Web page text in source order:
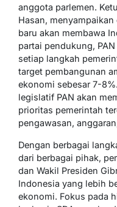
anggota parlemen.
Hasan,
baru akan membawa
partai pendukung,
setiap langkah
target pembangunan
ekonomi sebesar 7-
legislatif PAN akan
prioritas pemerintah
pengawasan,
Dengan berbagai
dari berbagai pihak,
dan Wakil Presiden
Indonesia yang lebih
ekonomi. Fokus pada